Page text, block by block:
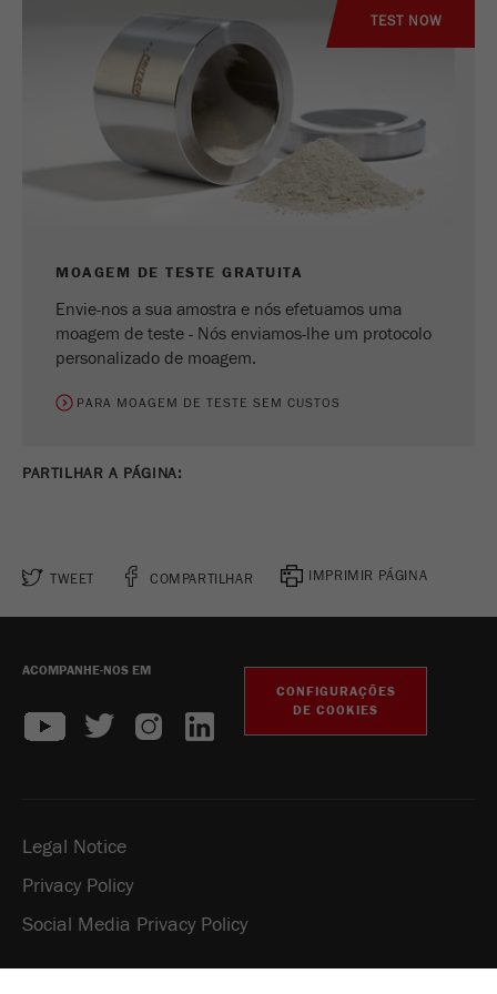
Yandex
Usado para identificar utilizadores do
site.
1 ano
TEST NOW
MOAGEM DE TESTE GRATUITA
Envie-nos a sua amostra e nós efetuamos uma
moagem de teste - Nós enviamos-lhe um protocolo
personalizado de moagem.
PARA MOAGEM DE TESTE SEM CUSTOS
PARTILHAR A PÁGINA:
TWEET COMPARTILHAR IMPRIMIR PÁGINA
ACOMPANHE-NOS EM
CONFIGURAÇÕES
DE COOKIES
Legal Notice
Privacy Policy
Social Media Privacy Policy